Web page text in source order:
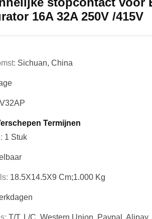
16A 32A 250V /415V
Sichuan, China
Termijnen
1 Stuk
18.5X14.5X9 Cm;1.000 Kg
T/T, L/C, Western Union, Paypal,